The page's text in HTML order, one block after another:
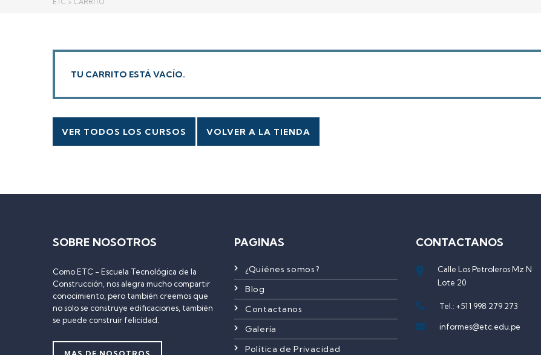
ETC > CARRITO
TU CARRITO ESTÁ VACÍO.
VER TODOS LOS CURSOS VOLVER A LA TIENDA
SOBRE NOSOTROS
Como ETC - Escuela Tecnológica de la
Construcción, nos alegra mucho compartir
conocimiento, pero también creemos que
no solo se construye edificaciones, también
se puede construir felicidad.
PAGINAS
¿Quiénes somos?
Blog
Contactanos
Galería
Política de Privacidad
CONTACTANOS
Calle Los Petroleros Mz N
Lote 20
Tel.: +511 998 279 273
informes@etc.edu.pe